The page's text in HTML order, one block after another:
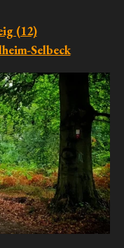
(12)
Selbeck